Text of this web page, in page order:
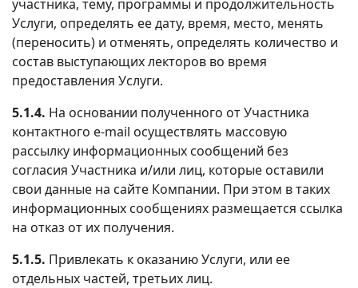
участника, тему, программы и продолжительность
Услуги, определять ее дату, время, место, менять
(переносить) и отменять, определять количество и
состав выступающих лекторов во время
предоставления Услуги.
5.1.4. На основании полученного от Участника
контактного e-mail осуществлять массовую
рассылку информационных сообщений без
согласия Участника и/или лиц, которые оставили
свои данные на сайте Компании. При этом в таких
информационных сообщениях размещается ссылка
на отказ от их получения.
5.1.5. Привлекать к оказанию Услуги, или ее
отдельных частей, третьих лиц.